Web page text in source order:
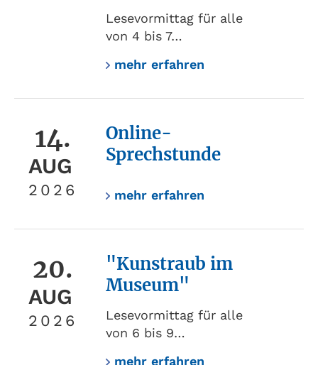
Lesevormittag für alle
von 4 bis 7…
mehr erfahren
14.
AUG
2026
Online-
Sprechstunde
mehr erfahren
20.
AUG
2026
"Kunstraub im
Museum"
Lesevormittag für alle
von 6 bis 9…
mehr erfahren